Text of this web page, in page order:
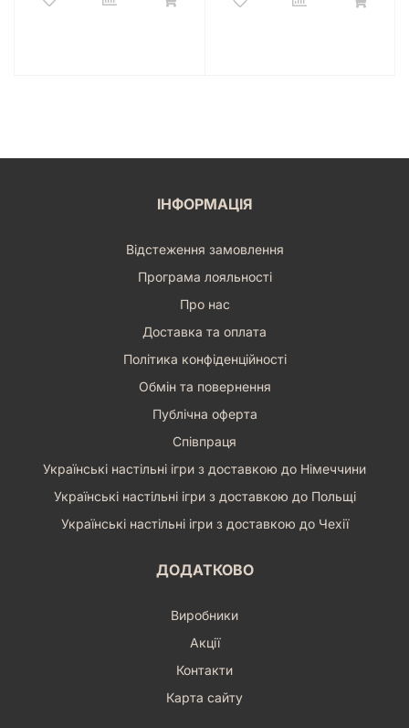
ІНФОРМАЦІЯ
Відстеження замовлення
Програма лояльності
Про нас
Доставка та оплата
Політика конфіденційності
Обмін та повернення
Публічна оферта
Співпраця
Українські настільні ігри з доставкою до Німеччини
Українські настільні ігри з доставкою до Польщі
Українські настільні ігри з доставкою до Чехії
ДОДАТКОВО
Виробники
Акції
Контакти
Карта сайту